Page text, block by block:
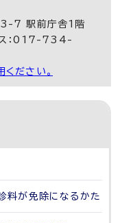
7 駅前庁舎1階
：017-734-
ださい。
料が免除になるかた